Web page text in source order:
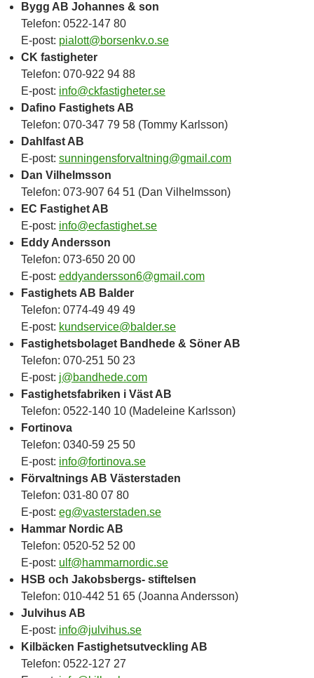
Bygg AB Johannes & son
Telefon: 0522-147 80
E-post: pialott@borsenkv.o.se
CK fastigheter
Telefon: 070-922 94 88
E-post: info@ckfastigheter.se
Dafino Fastighets AB
Telefon: 070-347 79 58 (Tommy Karlsson)
Dahlfast AB
E-post: sunningensforvaltning@gmail.com
Dan Vilhelmsson
Telefon: 073-907 64 51 (Dan Vilhelmsson)
EC Fastighet AB
E-post: info@ecfastighet.se
Eddy Andersson
Telefon: 073-650 20 00
E-post: eddyandersson6@gmail.com
Fastighets AB Balder
Telefon: 0774-49 49 49
E-post: kundservice@balder.se
Fastighetsbolaget Bandhede & Söner AB
Telefon: 070-251 50 23
E-post: j@bandhede.com
Fastighetsfabriken i Väst AB
Telefon: 0522-140 10 (Madeleine Karlsson)
Fortinova
Telefon: 0340-59 25 50
E-post: info@fortinova.se
Förvaltnings AB Västerstaden
Telefon: 031-80 07 80
E-post: eg@vasterstaden.se
Hammar Nordic AB
Telefon: 0520-52 52 00
E-post: ulf@hammarnordic.se
HSB och Jakobsbergs- stiftelsen
Telefon: 010-442 51 65 (Joanna Andersson)
Julvihus AB
E-post: info@julvihus.se
Kilbäcken Fastighetsutveckling AB
Telefon: 0522-127 27